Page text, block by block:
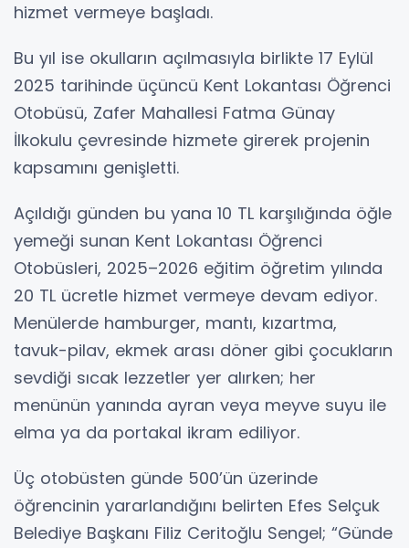
hizmet vermeye başladı.
Bu yıl ise okulların açılmasıyla birlikte 17 Eylül
2025 tarihinde üçüncü Kent Lokantası Öğrenci
Otobüsü, Zafer Mahallesi Fatma Günay
İlkokulu çevresinde hizmete girerek projenin
kapsamını genişletti.
Açıldığı günden bu yana 10 TL karşılığında öğle
yemeği sunan Kent Lokantası Öğrenci
Otobüsleri, 2025–2026 eğitim öğretim yılında
20 TL ücretle hizmet vermeye devam ediyor.
Menülerde hamburger, mantı, kızartma,
tavuk-pilav, ekmek arası döner gibi çocukların
sevdiği sıcak lezzetler yer alırken; her
menünün yanında ayran veya meyve suyu ile
elma ya da portakal ikram ediliyor.
Üç otobüsten günde 500’ün üzerinde
öğrencinin yararlandığını belirten Efes Selçuk
Belediye Başkanı Filiz Ceritoğlu Sengel; “Günde